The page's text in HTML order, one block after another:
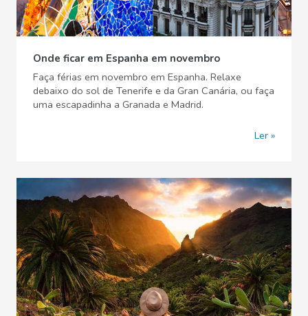
Onde ficar em Espanha em novembro
Faça férias em novembro em Espanha. Relaxe
debaixo do sol de Tenerife e da Gran Canária, ou faça
uma escapadinha a Granada e Madrid.
Ler